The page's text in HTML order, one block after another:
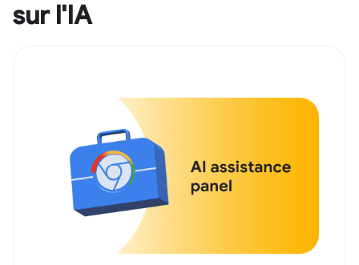
sur l'IA